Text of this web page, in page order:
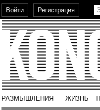
РАЗМЫШЛЕНИЯ ЖИЗНЬ